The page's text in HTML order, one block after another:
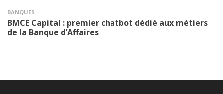
BANQUES
BMCE Capital : premier chatbot dédié aux métiers
de la Banque d’Affaires